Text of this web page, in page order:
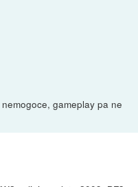
gameplay pa ne